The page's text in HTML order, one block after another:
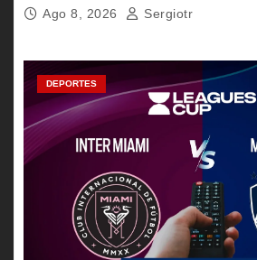
Ago 8, 2026 Sergiotr
DEPORTES